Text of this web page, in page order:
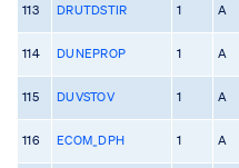
113 DRUTDSTIR 1 A
114 DUNEPROP 1 A
115 DUVSTOV 1 A
116 ECOM_DPH 1 A